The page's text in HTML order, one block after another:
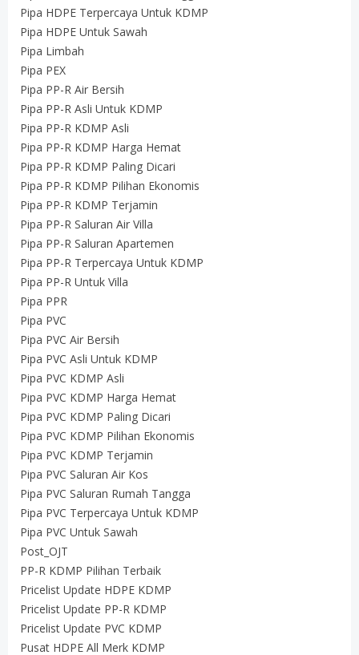
Pipa HDPE Terpercaya Untuk KDMP
Pipa HDPE Untuk Sawah
Pipa Limbah
Pipa PEX
Pipa PP-R Air Bersih
Pipa PP-R Asli Untuk KDMP
Pipa PP-R KDMP Asli
Pipa PP-R KDMP Harga Hemat
Pipa PP-R KDMP Paling Dicari
Pipa PP-R KDMP Pilihan Ekonomis
Pipa PP-R KDMP Terjamin
Pipa PP-R Saluran Air Villa
Pipa PP-R Saluran Apartemen
Pipa PP-R Terpercaya Untuk KDMP
Pipa PP-R Untuk Villa
Pipa PPR
Pipa PVC
Pipa PVC Air Bersih
Pipa PVC Asli Untuk KDMP
Pipa PVC KDMP Asli
Pipa PVC KDMP Harga Hemat
Pipa PVC KDMP Paling Dicari
Pipa PVC KDMP Pilihan Ekonomis
Pipa PVC KDMP Terjamin
Pipa PVC Saluran Air Kos
Pipa PVC Saluran Rumah Tangga
Pipa PVC Terpercaya Untuk KDMP
Pipa PVC Untuk Sawah
Post_OJT
PP-R KDMP Pilihan Terbaik
Pricelist Update HDPE KDMP
Pricelist Update PP-R KDMP
Pricelist Update PVC KDMP
Pusat HDPE All Merk KDMP